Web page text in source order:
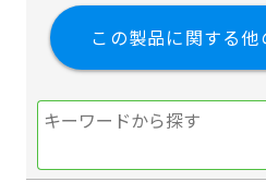
この製品に関する他